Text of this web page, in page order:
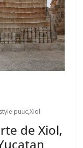
style puuc,Xiol
de Xiol,